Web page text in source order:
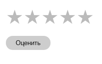
★★★★★
Оценить